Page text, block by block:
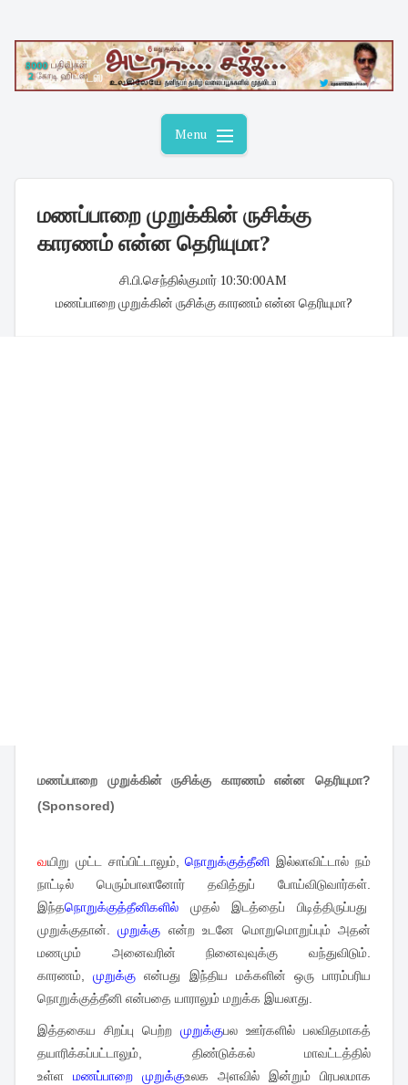
content
Menu
மணப்பாறை முறுக்கின் ருசிக்கு
காரணம் என்ன தெரியுமா?
சி.பி.செந்தில்குமார்· 10:30:00 AM
மணப்பாறை முறுக்கின் ருசிக்கு காரணம் என்ன தெரியுமா?
மணப்பாறை முறுக்கின் ருசிக்கு காரணம் என்ன தெரியுமா?
(Sponsored)
வயிறு முட்ட சாப்பிட்டாலும்,நொறுக்குத்தீனி இல்லாவிட்டால் நம்
நாட்டில் பெரும்பாலானோர் தவித்துப் போய்விடுவார்கள்.
இந்தநொறுக்குத்தீனிகளில் முதல் இடத்தைப் பிடித்திருப்பது
முறுக்குதான்.முறுக்கு என்ற உடனே மொறுமொறுப்பும் அதன்
மணமும் அனைவரின் நினைவுவுக்கு வந்துவிடும்.
காரணம்,முறுக்கு என்பது இந்திய மக்களின் ஒரு பாரம்பரிய
நொறுக்குத்தீனி என்பதை யாராலும் மறுக்க இயலாது.
இத்தகைய சிறப்பு பெற்ற முறுக்குபல ஊர்களில் பலவிதமாகத்
தயாரிக்கப்பட்டாலும், திண்டுக்கல் மாவட்டத்தில்
உள்ள மணப்பாறை முறுக்குஉலக அளவில் இன்றும் பிரபலமாக